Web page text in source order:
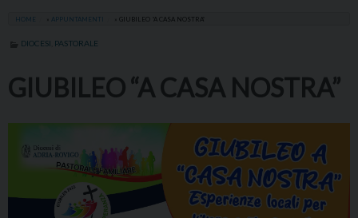
HOME APPUNTAMENTI GIUBILEO “A CASA NOSTRA”
DIOCESI PASTORALE
GIUBILEO “A CASA NOSTRA”